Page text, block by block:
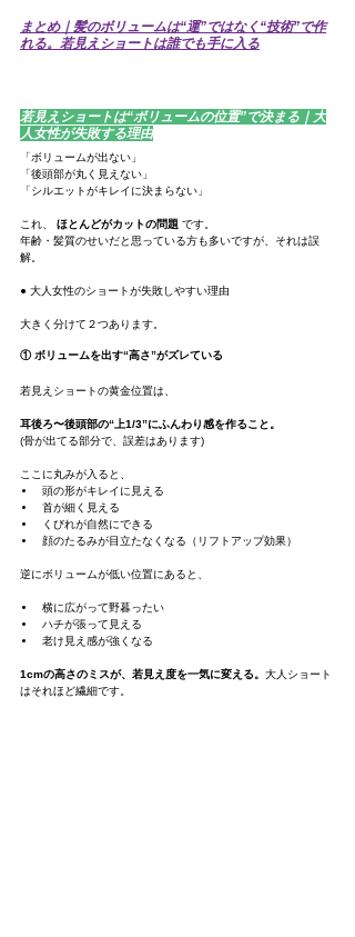
まとめ｜髪のボリュームは“運”ではなく“技術”で作
れる。若見えショートは誰でも手に入る
若見えショートは“ボリュームの位置”で決まる｜大
人女性が失敗する理由
「ボリュームが出ない」
「後頭部が丸く見えない」
「シルエットがキレイに決まらない」
これ、 ほとんどがカットの問題 です。
年齢・髪質のせいだと思っている方も多いですが、それは誤
解。
● 大人女性のショートが失敗しやすい理由
大きく分けて２つあります。
① ボリュームを出す“高さ”がズレている
若見えショートの黄金位置は、
耳後ろ〜後頭部の“上1/3”にふんわり感を作ること。
(骨が出てる部分で、誤差はあります)
ここに丸みが入ると、
頭の形がキレイに見える
首が細く見える
くびれが自然にできる
顔のたるみが目立たなくなる（リフトアップ効果）
逆にボリュームが低い位置にあると、
横に広がって野暮ったい
ハチが張って見える
老け見え感が強くなる
1cmの高さのミスが、若見え度を一気に変える。 大人ショート
はそれほど繊細です。